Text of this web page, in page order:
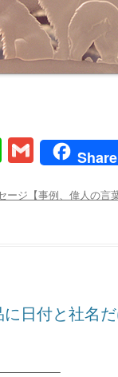
Li
e
G
ail
Share
ージ【事例、偉人の言
に日付と社名